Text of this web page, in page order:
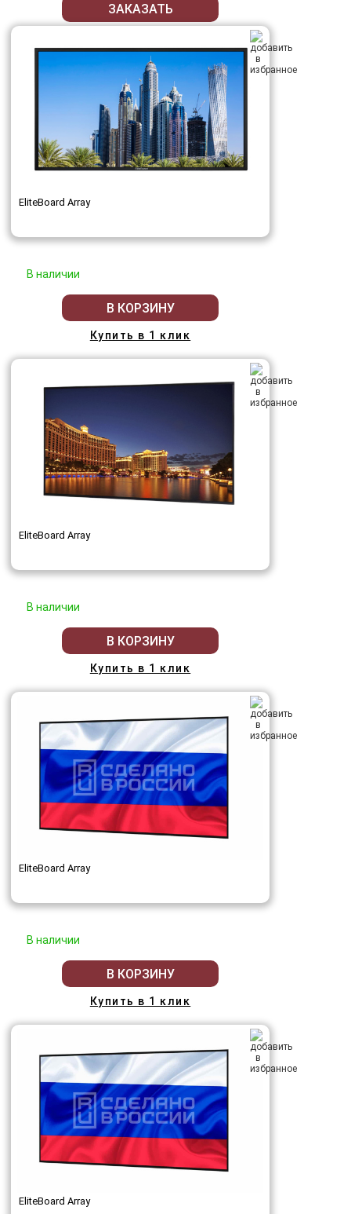
ЗАКАЗАТЬ
EliteBoard Array
В наличии
В КОРЗИНУ
Купить в 1 клик
EliteBoard Array
В наличии
В КОРЗИНУ
Купить в 1 клик
EliteBoard Array
В наличии
В КОРЗИНУ
Купить в 1 клик
EliteBoard Array